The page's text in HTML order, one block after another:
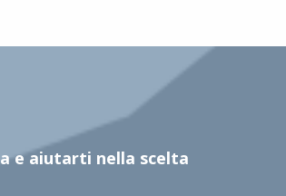
e aiutarti nella scelta